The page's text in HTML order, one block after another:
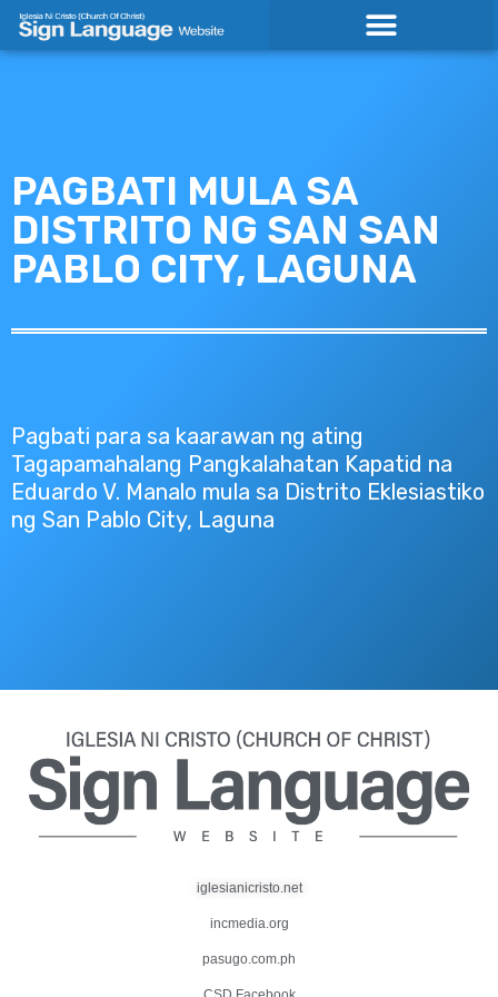
Skip
PAGBATI MULA SA
DISTRITO NG SAN SAN
PABLO CITY, LAGUNA
Pagbati para sa kaarawan ng ating
Tagapamahalang Pangkalahatan Kapatid na
Eduardo V. Manalo mula sa Distrito Eklesiastiko
ng San Pablo City, Laguna
iglesianicristo.net
incmedia.org
pasugo.com.ph